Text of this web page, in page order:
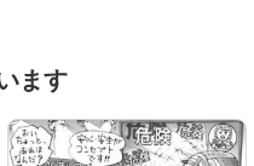
ます